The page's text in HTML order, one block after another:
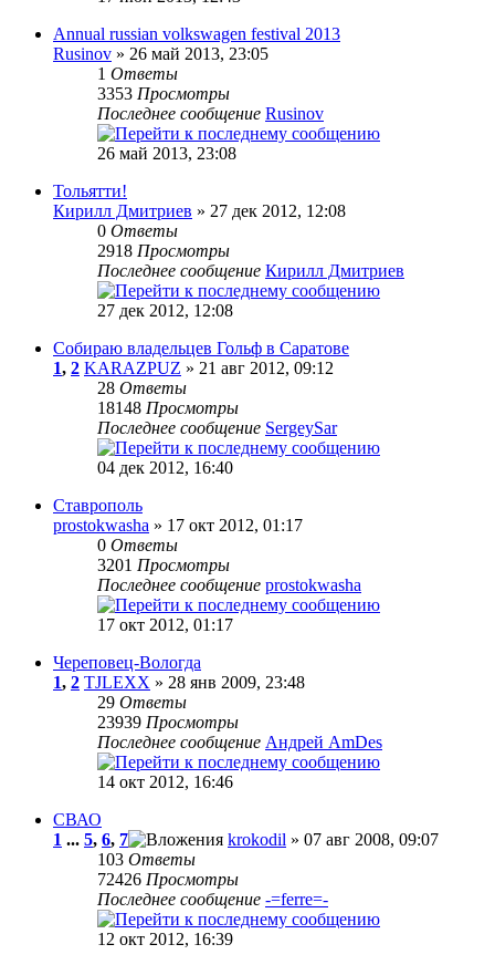
Annual russian volkswagen festival 2013
Rusinov » 26 май 2013, 23:05
1 Ответы
3353 Просмотры
Последнее сообщение Rusinov
26 май 2013, 23:08
Тольятти!
Кирилл Дмитриев » 27 дек 2012, 12:08
0 Ответы
2918 Просмотры
Последнее сообщение Кирилл Дмитриев
27 дек 2012, 12:08
Собираю владельцев Гольф в Саратове
1, 2 KARAZPUZ » 21 авг 2012, 09:12
28 Ответы
18148 Просмотры
Последнее сообщение SergeySar
04 дек 2012, 16:40
Ставрополь
prostokwasha » 17 окт 2012, 01:17
0 Ответы
3201 Просмотры
Последнее сообщение prostokwasha
17 окт 2012, 01:17
Череповец-Вологда
1, 2 TJLEXX » 28 янв 2009, 23:48
29 Ответы
23939 Просмотры
Последнее сообщение Андрей AmDes
14 окт 2012, 16:46
СВАО
1 ... 5, 6, 7 krokodil » 07 авг 2008, 09:07
103 Ответы
72426 Просмотры
Последнее сообщение -=ferre=-
12 окт 2012, 16:39